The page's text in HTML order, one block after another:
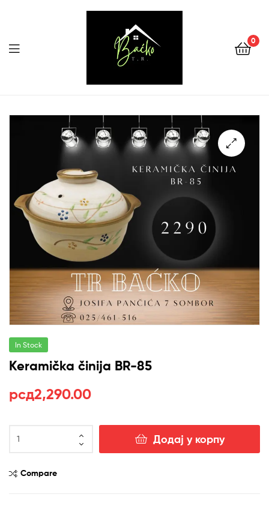
Backo
Sombor
0
Menu
In Stock
Keramička činija BR-85
рсд2,290.00
činija
85
Додај у корпу
Compare